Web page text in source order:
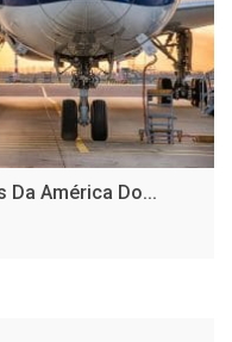
Da América Do...